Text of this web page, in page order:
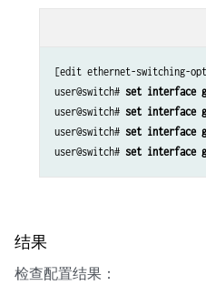
[edit ethernet-switching-
user@switch# set interface
user@switch# set interface
user@switch# set interface
user@switch# set interface
结果
检查配置结果：